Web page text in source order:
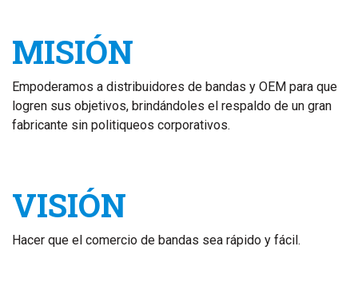
MISIÓN
Empoderamos a distribuidores de bandas y OEM para que
logren sus objetivos, brindándoles el respaldo de un gran
fabricante sin politiqueos corporativos.
VISIÓN
Hacer que el comercio de bandas sea rápido y fácil.